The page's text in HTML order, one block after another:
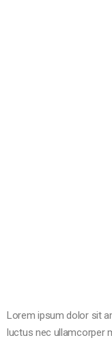
Lorem ipsum dolor sit
luctus nec ullamcorper